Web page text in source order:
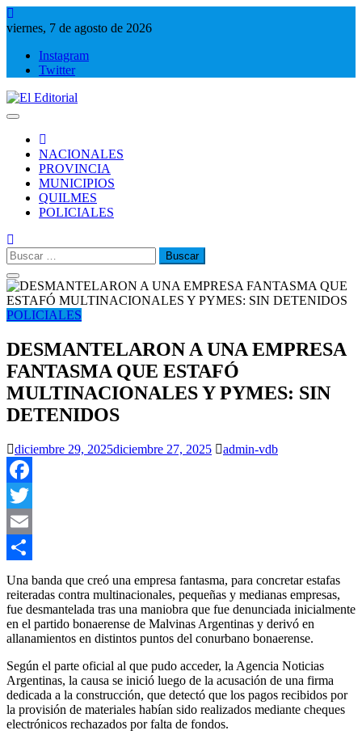
Saltar
al
viernes, 7 de agosto de 2026
Instagram
Twitter
NACIONALES
PROVINCIA
MUNICIPIOS
QUILMES
POLICIALES
Buscar:
POLICIALES
DESMANTELARON A UNA EMPRESA
FANTASMA QUE ESTAFÓ
MULTINACIONALES Y PYMES: SIN
DETENIDOS
diciembre 29, 2025diciembre 27, 2025 admin-vdb
Facebook
Twitter
Email
Compartir
Una banda que creó una empresa fantasma, para concretar estafas
reiteradas contra multinacionales, pequeñas y medianas empresas,
fue desmantelada tras una maniobra que fue denunciada inicialmente
en el partido bonaerense de Malvinas Argentinas y derivó en
allanamientos en distintos puntos del conurbano bonaerense.
Según el parte oficial al que pudo acceder, la Agencia Noticias
Argentinas, la causa se inició luego de la acusación de una firma
dedicada a la construcción, que detectó que los pagos recibidos por
la provisión de materiales habían sido realizados mediante cheques
electrónicos rechazados por falta de fondos.